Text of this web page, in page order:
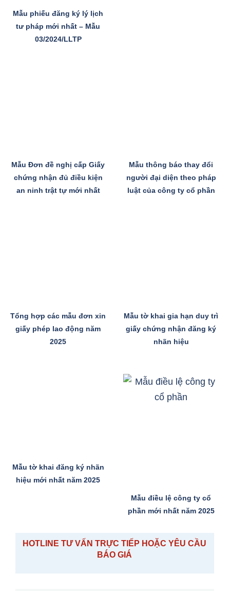
Mẫu phiếu đăng ký lý lịch
tư pháp mới nhất – Mẫu
03/2024/LLTP
Mẫu Đơn đề nghị cấp Giấy
chứng nhận đủ điều kiện
an ninh trật tự mới nhất
Mẫu thông báo thay đổi
người đại diện theo pháp
luật của công ty cổ phần
Tổng hợp các mẫu đơn xin
giấy phép lao động năm
2025
Mẫu tờ khai gia hạn duy trì
giấy chứng nhận đăng ký
nhãn hiệu
Mẫu tờ khai đăng ký nhãn
hiệu mới nhất năm 2025
Mẫu điều lệ công ty cổ
phần mới nhất năm 2025
HOTLINE TƯ VẤN TRỰC TIẾP HOẶC YÊU CẦU
BÁO GIÁ